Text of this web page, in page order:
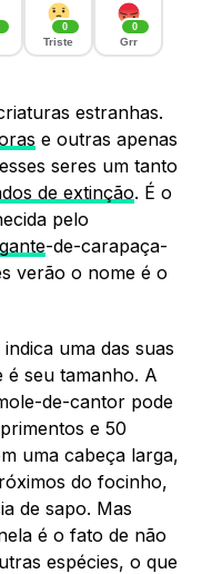
0
Triste
0
Grr
estranhas.
e outras apenas
seres um tanto
de extinção. É o
pelo
-de-carapaça-
verão o nome é o
uma das suas
é seu tamanho. A
de-cantor pode
e 50
uma cabeça larga,
do focinho,
de sapo. Mas
é o fato de não
espécies, o que